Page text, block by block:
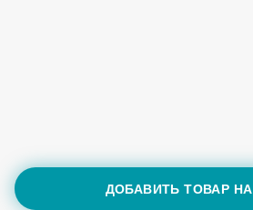
ДОБАВИТЬ ТОВАР НА